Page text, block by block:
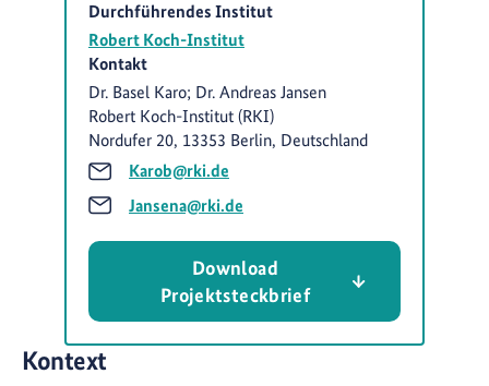
Kontext
Durchführendes Institut
Robert Koch-Institut
Kontakt
Dr. Basel Karo; Dr. Andreas Jansen
Robert Koch-Institut (RKI)
Nordufer 20, 13353 Berlin, Deutschland
Karob@rki.de
Jansena@rki.de
Download
Projektsteckbrief